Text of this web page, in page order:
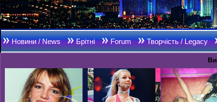
Новини / News Брітні Forum Творчість / Legacy